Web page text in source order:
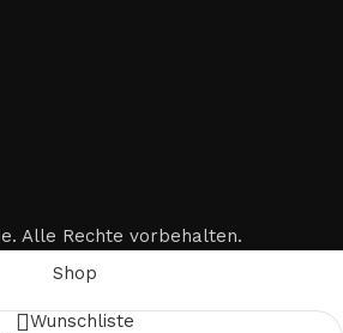
Alle Rechte vorbehalten.
Shop
Wunschliste